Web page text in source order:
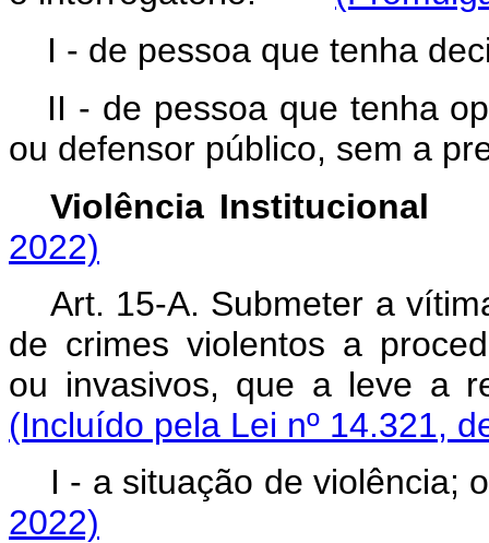
I - de pessoa que tenha
II - de pessoa que tenha
ou defensor público, sem a
Violência
2022)
Art. 15-A. Submeter a
de crimes violentos a
ou invasivos, que a leve a
(Incluído pela Lei nº 14.321,
I - a situação de
2022)